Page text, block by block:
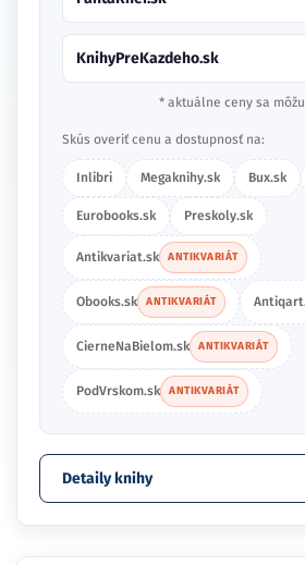
KnihyPreKazdeho.sk
* aktuálne ceny sa
Skús overiť cenu a dostupnosť na:
Inlibri Megaknihy.sk Bux.sk
Eurobooks.sk Preskoly.sk
Antikvariat.sk ANTIKVARIÁT
Obooks.sk ANTIKVARIÁT
CierneNaBielom.sk ANTIKVARIÁT
PodVrskom.sk ANTIKVARIÁT
Detaily knihy